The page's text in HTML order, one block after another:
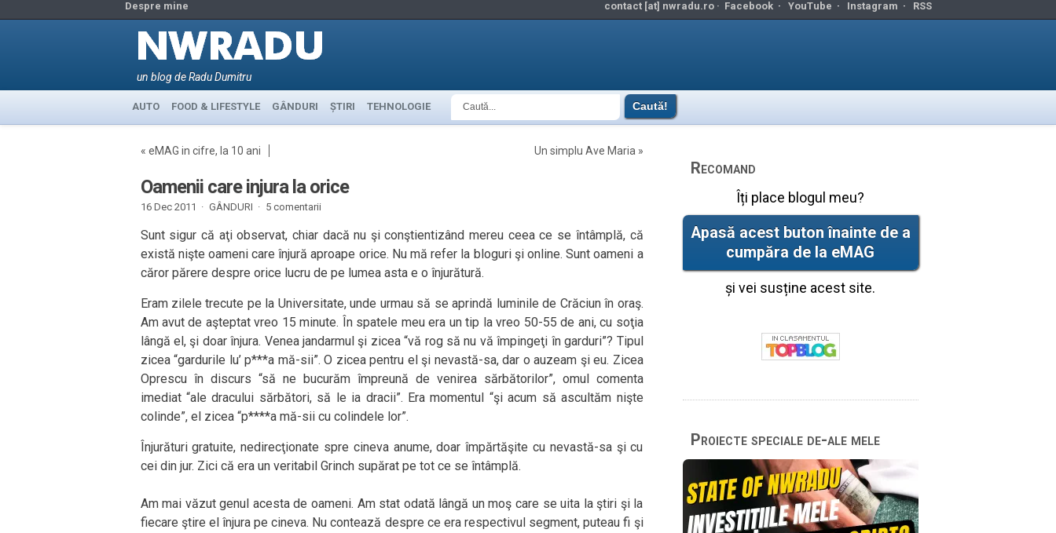
Despre mine contact [at] nwradu.ro · Facebook· YouTube · Instagram · RSS
un blog de Radu Dumitru
AUTO FOOD & LIFESTYLE GÂNDURI ȘTIRI TEHNOLOGIE
« eMAG in cifre, la 10 ani Un simplu Ave Maria »
Oamenii care injura la orice
16 Dec 2011 · GÂNDURI · 5 comentarii
Sunt sigur că aţi observat, chiar dacă nu şi conştientizând mereu ceea ce se întâmplă, că
există nişte oameni care înjură aproape orice. Nu mă refer la bloguri şi online. Sunt oameni a
căror părere despre orice lucru de pe lumea asta e o înjurătură.
Eram zilele trecute pe la Universitate, unde urmau să se aprindă luminile de Crăciun în oraş.
Am avut de aşteptat vreo 15 minute. În spatele meu era un tip la vreo 50-55 de ani, cu soţia
lângă el, şi doar înjura. Venea jandarmul şi zicea “vă rog să nu vă împingeţi în garduri”? Tipul
zicea “gardurile lu’ p***a mă-sii”. O zicea pentru el şi nevastă-sa, dar o auzeam şi eu. Zicea
Oprescu în discurs “să ne bucurăm împreună de venirea sărbătorilor”, omul comenta
imediat “ale dracului sărbători, să le ia dracii”. Era momentul “şi acum să ascultăm nişte
colinde”, el zicea “p****a mă-sii cu colindele lor”.
Înjurături gratuite, nedirecţionate spre cineva anume, doar împărtăşite cu nevastă-sa şi cu
cei din jur. Zici că era un veritabil Grinch supărat pe tot ce se întâmplă.
Am mai văzut genul acesta de oameni. Am stat odată lângă un moş care se uita la ştiri şi la
fiecare ştire el înjura pe cineva. Nu contează despre ce era respectivul segment, puteau fi şi
Recomand
Îți place blogul meu?
Apasă acest buton înainte de a
cumpăra de la eMAG
și vei susține acest site.
Proiecte speciale de-ale mele